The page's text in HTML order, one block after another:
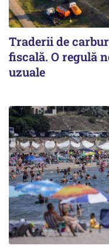
Traderii de
fiscală. O regulă
uzuale